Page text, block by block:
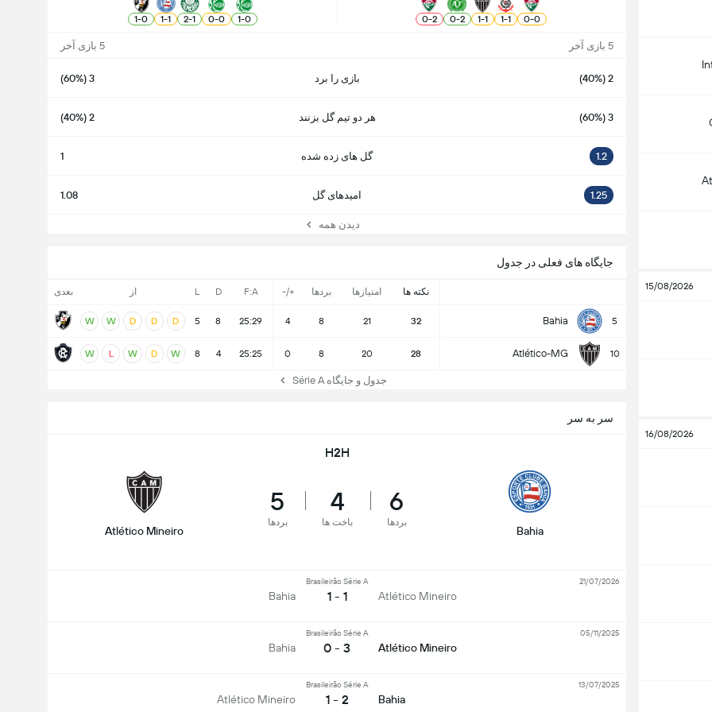
15/08/2026
16/08/2026
0
-
0
1
-
1
1
-
1
2
-
0
2
-
0
0
-
1
0
-
0
1
-
2
1
-
1
0
-
1
5 بازی آخر 5 بازی آخر
2 (40%) بازی را برد 3 (60%)
3 (60%) هر دو تیم گل بزنند 2 (40%)
1.2 گل های زده شده 1
1.25 امیدهای گل 1.08
دیدن همه
جایگاه های فعلی در جدول
نکته ها امتیازها بردها +/-
F:A
D
L از بعدی
5
Bahia
32
21
8
4
25:29
8
5
D
D
D
W
W
10
Atlético-MG
28
20
8
0
25:25
4
8
W
D
W
L
W
جدول و جایگاه Série A
سر به سر
H2H
Bahia
6
بردها
4
باخت ها
5
بردها
Atlético Mineiro
Atlético Mineiro
Brasileirão Série A
1 - 1
Bahia
21/07/2026
Atlético Mineiro
Brasileirão Série A
3 - 0
Bahia
05/11/2025
Bahia
Brasileirão Série A
2 - 1
Atlético Mineiro
13/07/2025